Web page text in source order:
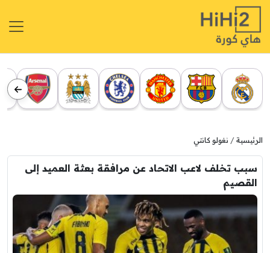
الرئيسية نغولو كانتي
سبب تخلف لاعب الاتحاد عن مرافقة بعثة العميد إلى
القصيم